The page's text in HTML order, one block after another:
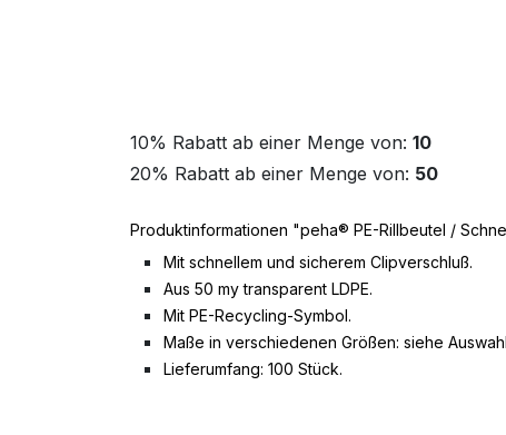
10% Rabatt ab einer Menge von: 10
20% Rabatt ab einer Menge von: 50
Produktinformationen "peha® PE-Rillbeutel /
Mit schnellem und sicherem Clipverschluß.
Aus 50 my transparent LDPE.
Mit PE-Recycling-Symbol.
Maße in verschiedenen Größen: siehe
Lieferumfang: 100 Stück.